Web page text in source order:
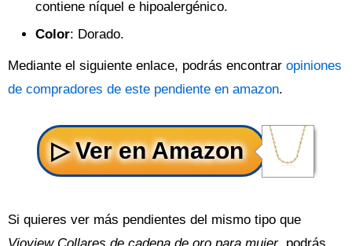
contiene níquel e hipoalergénico.
Color: Dorado.
Mediante el siguiente enlace, podrás encontrar opiniones
de compradores de este pendiente en amazon.
Si quieres ver más pendientes del mismo tipo que